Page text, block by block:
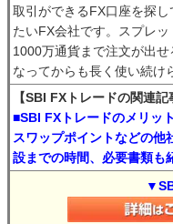
取引ができるFX口座を探
たいFX会社です。スプレ
1000万通貨まで注文が出
なってからも長く使い続け
【SBI FXトレードの関連記
■SBI FXトレードのメリッ
スワップポイントなどの他
設までの時間、必要書類も